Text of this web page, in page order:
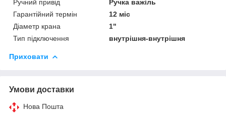
Ручний привід
Ручка важіль
Гарантійний термін
12 міс
Діаметр крана
1"
Тип підключення
внутрішня-внутрішня
Приховати
Умови доставки
Нова Пошта